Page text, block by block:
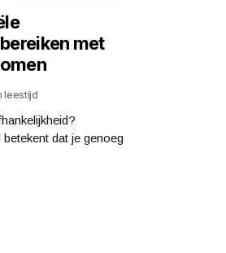
met
leestijd
dat je genoeg